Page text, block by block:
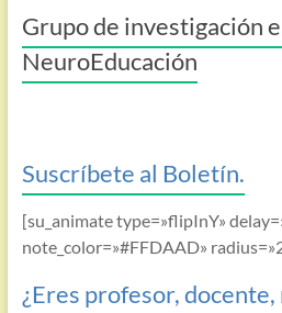
Grupo de investigación
NeuroEducación
Suscríbete al Boletín.
[su_animate type=»flipInY»
note_color=»#FFDAAD»
¿Eres profesor,